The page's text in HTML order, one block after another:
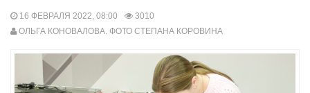
16 ФЕВРАЛЯ 2022, 08:00
3010
ОЛЬГА КОНОВАЛОВА. ФОТО СТЕПАНА КОРОВИНА